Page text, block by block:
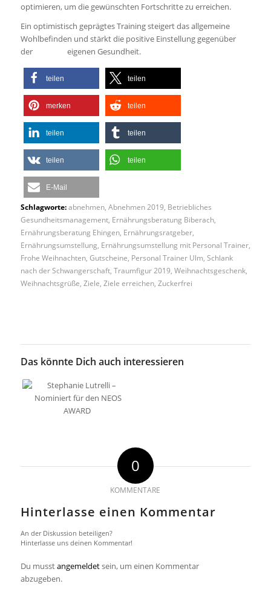
optimieren, um die gewünschten Fortschritte zu erreichen.
Ein optimistisch geprägtes Training steigert das allgemeine
Wohlbefinden und stärkt die positive Einstellung gegenüber
der eigenen Gesundheit.
teilen teilen
merken teilen
teilen teilen
teilen teilen
E-Mail
Schlagworte: abnehmen, Abnehmen 2019 Betriebliches
Gesundheitsmanagement, Ernährungsberatung Biberach,
Ernährungsberatung Ehingen, Ernährungsratgeber,
Ernährungsumstellung Ernährungsumstellung mit Personal Trainer,
Frohe Weihnachten, Gutscheine Personal Trainer Ulm Schlank
nach der Schwangerschaft, Traumfigur 2019 Weihnachtsgeschenk,
Weihnachtsgrüße Ziele Ziele erreichen, Zuckerfrei
Das könnte Dich auch interessieren
0
KOMMENTARE
Hinterlasse einen Kommentar
An der Diskussion beteiligen?
Hinterlasse uns deinen Kommentar!
Du musstangemeldetsein, um einen Kommentar
abzugeben.